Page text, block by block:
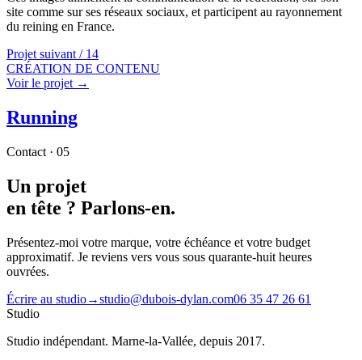
site comme sur ses réseaux sociaux, et participent au rayonnement
du reining en France.
Projet suivant / 14
CRÉATION DE CONTENU
Voir le projet →
Running
Contact · 05
Un projet
en tête ? Parlons-en.
Présentez-moi votre marque, votre échéance et votre budget
approximatif. Je reviens vers vous sous quarante-huit heures
ouvrées.
Écrire au studio→studio@dubois-dylan.com06 35 47 26 61
Studio
Studio indépendant. Marne-la-Vallée, depuis 2017.